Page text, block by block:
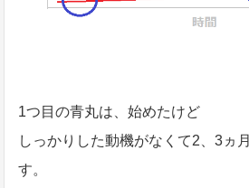
1つ目の青丸は、始めたけど
しっかりした動機がなくて2、3ヵ
す。